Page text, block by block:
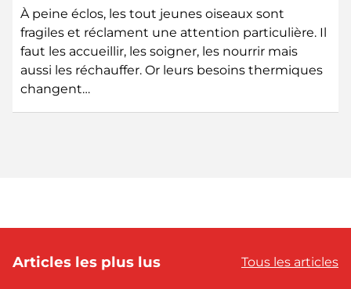
À peine éclos, les tout jeunes oiseaux sont
fragiles et réclament une attention particulière. Il
faut les accueillir, les soigner, les nourrir mais
aussi les réchauffer. Or leurs besoins thermiques
changent…
Articles les plus lus Tous les articles